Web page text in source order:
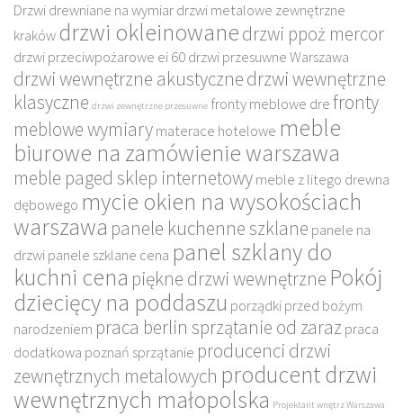
Drzwi drewniane na wymiardrzwi metalowe zewnętrzne
kraków drzwi okleinowanedrzwi ppoż mercor
drzwi przeciwpożarowe ei 60drzwi przesuwne Warszawa
drzwi wewnętrzne akustycznedrzwi wewnętrzne
klasyczne drzwi zewnętrzne przesuwne fronty meblowe drefronty
meblowe wymiarymaterace hotelowe meble
biurowe na zamówienie warszawa
meble paged sklep internetowymeble z litego drewna
dębowego mycie okien na wysokościach
warszawa panele kuchenne szklane panele na
drzwipanele szklane cena panel szklany do
kuchni cena piękne drzwi wewnętrzne Pokój
dziecięcy na poddaszu porządki przed bożym
narodzeniem praca berlin sprzątanie od zarazpraca
dodatkowa poznań sprzątanie producenci drzwi
zewnętrznych metalowych producent drzwi
wewnętrznych małopolska Projektant wnętrz Warszawa